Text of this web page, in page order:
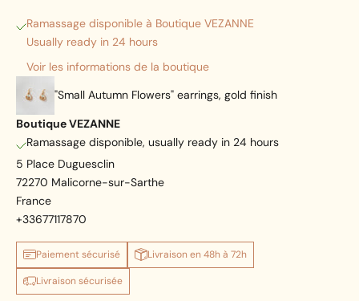
Ramassage disponible à Boutique VEZANNE
Usually ready in 24 hours
Voir les informations de la boutique
"Small Autumn Flowers" earrings, gold finish
Boutique VEZANNE
Ramassage disponible, usually ready in 24 hours
5 Place Duguesclin
72270 Malicorne-sur-Sarthe
France
+33677117870
Paiement sécurisé Livraison en 48h à 72h
Livraison sécurisée